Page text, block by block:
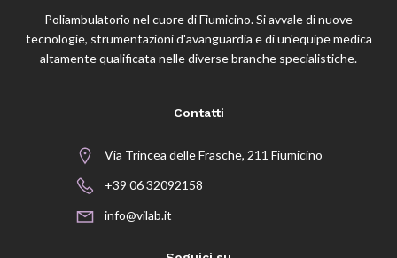
Poliambulatorio nel cuore di Fiumicino. Si avvale di nuove
tecnologie, strumentazioni d'avanguardia e di un'equipe medica
altamente qualificata nelle diverse branche specialistiche.
Contatti
Via Trincea delle Frasche, 211 Fiumicino
+39 06 32092158
info@vilab.it